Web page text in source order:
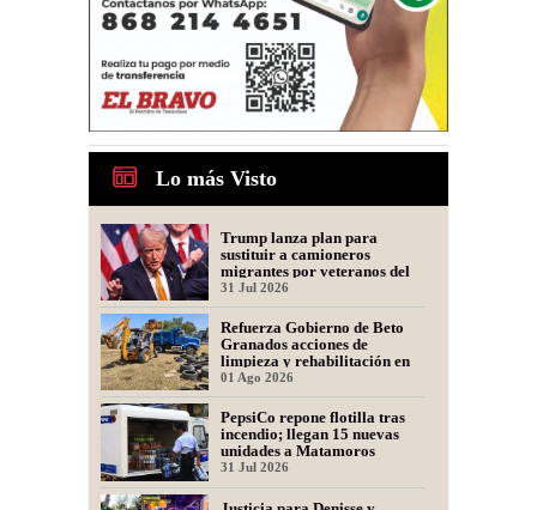
Lo más Visto
Trump lanza plan para
sustituir a camioneros
migrantes por veteranos del
Ejército
31 Jul 2026
Refuerza Gobierno de Beto
Granados acciones de
limpieza y rehabilitación en
Los Presidentes
01 Ago 2026
PepsiCo repone flotilla tras
incendio; llegan 15 nuevas
unidades a Matamoros
31 Jul 2026